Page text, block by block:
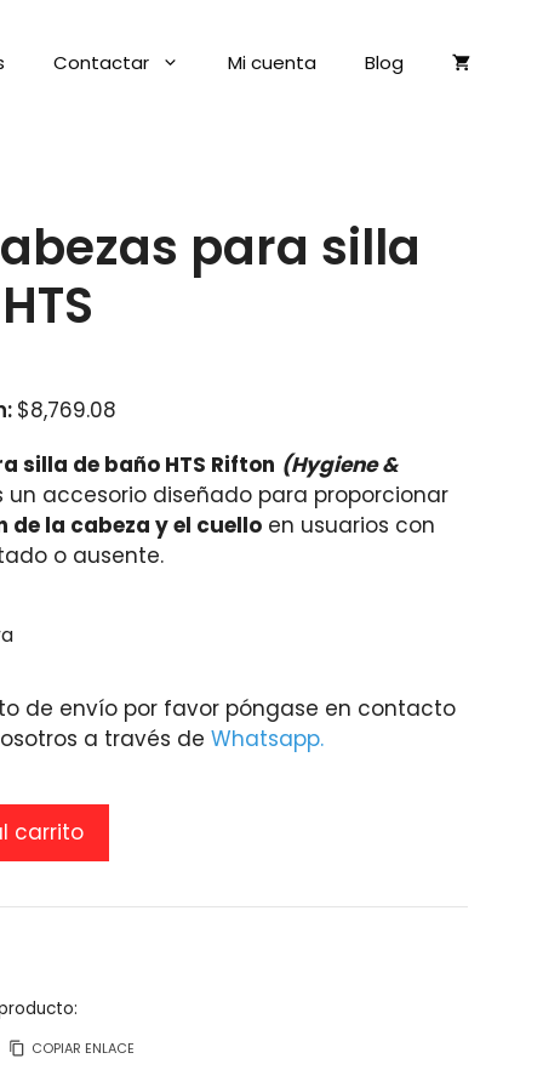
Contactar Mi cuenta Blog
para silla
$8,769.08
silla de baño HTS Rifton (Hygiene &
un accesorio diseñado para proporcionar
la cabeza y el cuelloen usuarios con
o ausente.
de envío por favor póngase en contacto
a través de Whatsapp.
carrito
COPIAR ENLACE